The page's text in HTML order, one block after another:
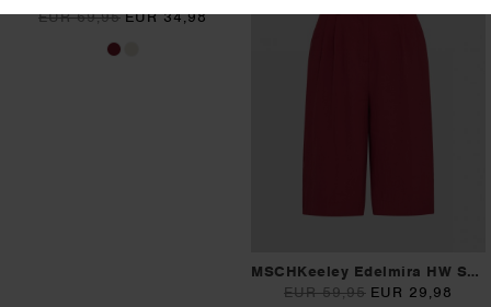
EUR 69,95 EUR 34,98
MSCHKeeley Edelmira HW Shorts
EUR 59,95 EUR 29,98